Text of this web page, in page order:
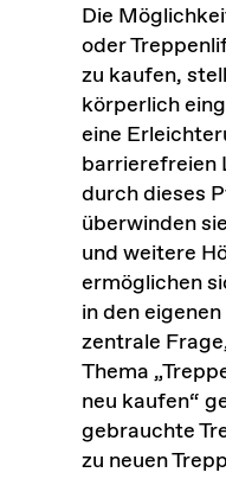
Die
oder
zu kaufen,
körperlich
eine
barrierefreien
durch dieses
überwinden
und weitere
ermöglichen
in den
zentrale
Thema
neu kaufen“
gebrauchte
zu neuen